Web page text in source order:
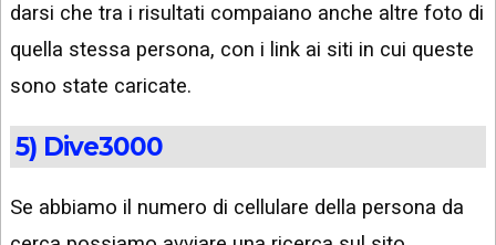
darsi che tra i risultati compaiano anche altre foto di
quella stessa persona, con i link ai siti in cui queste
sono state caricate.
5) Dive3000
Se abbiamo il numero di cellulare della persona da